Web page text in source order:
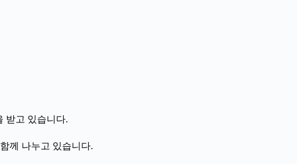
받고 있습니다.
께 나누고 있습니다.